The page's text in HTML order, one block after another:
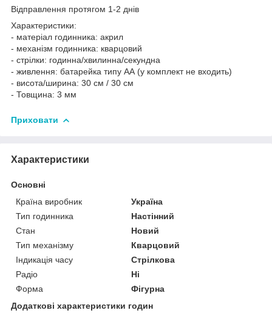
Відправлення протягом 1-2 днів
Характеристики:
- матеріал годинника: акрил
- механізм годинника: кварцовий
- стрілки: годинна/хвилинна/секундна
- живлення: батарейка типу АА (у комплект не входить)
- висота/ширина: 30 см / 30 см
- Товщина: 3 мм
Приховати
Характеристики
Основні
Країна виробник
Україна
Тип годинника
Настінний
Стан
Новий
Тип механізму
Кварцовий
Індикація часу
Стрілкова
Радіо
Ні
Форма
Фігурна
Додаткові характеристики годин